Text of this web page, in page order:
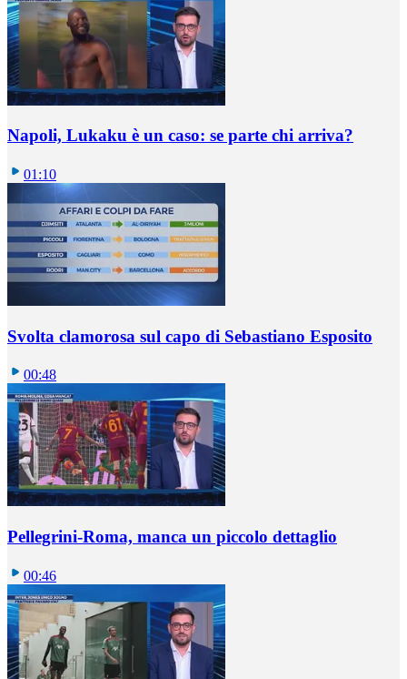
Napoli, Lukaku è un caso: se parte chi arriva?
01:10
Svolta clamorosa sul capo di Sebastiano Esposito
00:48
Pellegrini-Roma, manca un piccolo dettaglio
00:46